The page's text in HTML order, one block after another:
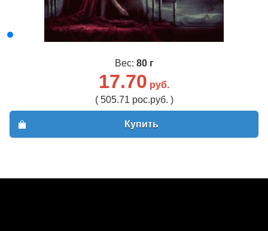
Вес: 80 г
17.70 руб.
( 505.71 рос.руб. )
Купить